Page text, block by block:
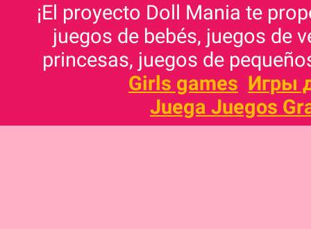
¡El proyecto Doll Mania te
juegos de bebés, juegos de
princesas, juegos de
Girls games Игры
Juega Juegos